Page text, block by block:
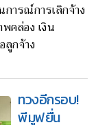
ารณ์การเลิกจ้าง
คล่อง เงิน
กจ้าง
ทวงอีกรอบ!
พีมูฟยื่น